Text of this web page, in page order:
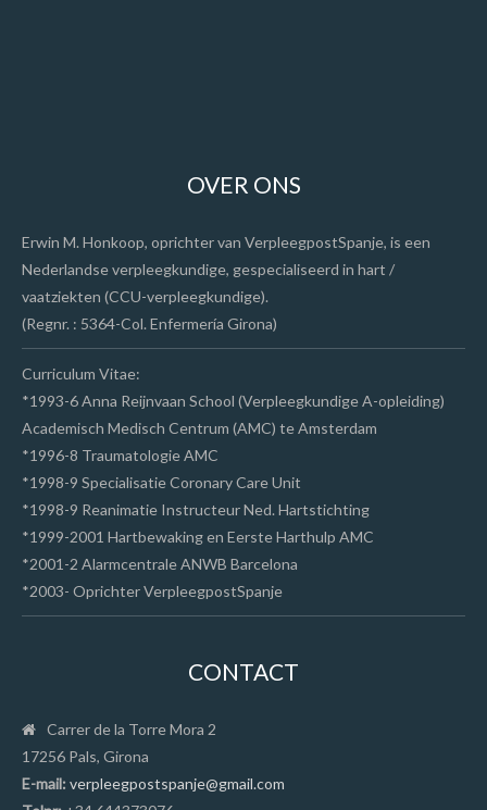
OVER ONS
Erwin M. Honkoop, oprichter van VerpleegpostSpanje, is een
Nederlandse verpleegkundige, gespecialiseerd in hart /
vaatziekten (CCU-verpleegkundige).
(Regnr. : 5364-Col. Enfermería Girona)
Curriculum Vitae:
*1993-6 Anna Reijnvaan School (Verpleegkundige A-opleiding)
Academisch Medisch Centrum (AMC) te Amsterdam
*1996-8 Traumatologie AMC
*1998-9 Specialisatie Coronary Care Unit
*1998-9 Reanimatie Instructeur Ned. Hartstichting
*1999-2001 Hartbewaking en Eerste Harthulp AMC
*2001-2 Alarmcentrale ANWB Barcelona
*2003- Oprichter VerpleegpostSpanje
CONTACT
Carrer de la Torre Mora 2
17256 Pals, Girona
E-mail: verpleegpostspanje@gmail.com